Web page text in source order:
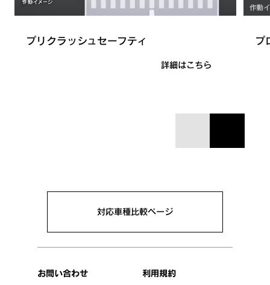
見える“安心”に
プリクラッシュセーフティ
詳細はこちら
プ
対応車種比較ページ
お問い合わせ 利用規約